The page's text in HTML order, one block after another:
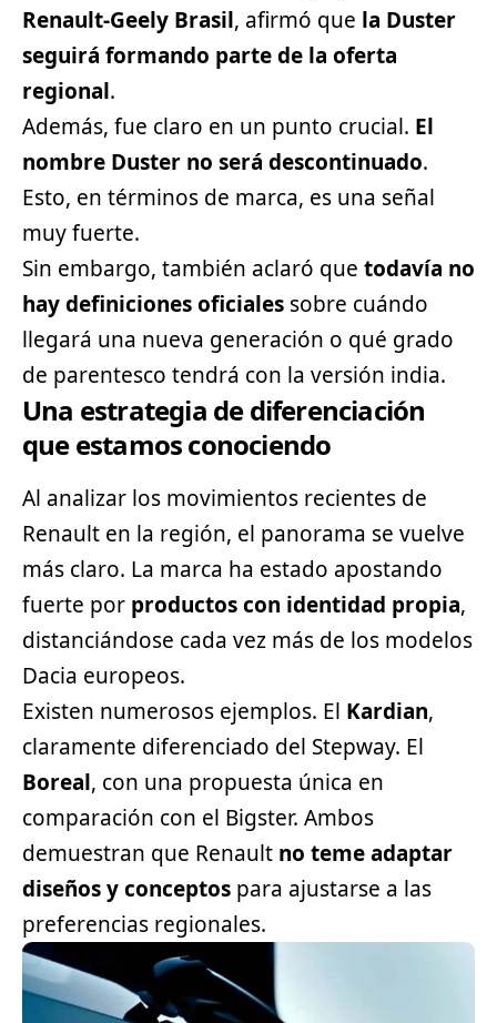
Renault-Geely Brasil, afirmó que la Duster
seguirá formando parte de la oferta
regional.
Además, fue claro en un punto crucial. El
nombre Duster no será descontinuado.
Esto, en términos de marca, es una señal
muy fuerte.
Sin embargo, también aclaró que todavía no
hay definiciones oficiales sobre cuándo
llegará una nueva generación o qué grado
de parentesco tendrá con la versión india.
Una estrategia de diferenciación
que estamos conociendo
Al analizar los movimientos recientes de
Renault en la región, el panorama se vuelve
más claro. La marca ha estado apostando
fuerte por productos con identidad propia,
distanciándose cada vez más de los modelos
Dacia europeos.
Existen numerosos ejemplos. El Kardian,
claramente diferenciado del Stepway. El
Boreal, con una propuesta única en
comparación con el Bigster. Ambos
demuestran que Renault no teme adaptar
diseños y conceptos para ajustarse a las
preferencias regionales.